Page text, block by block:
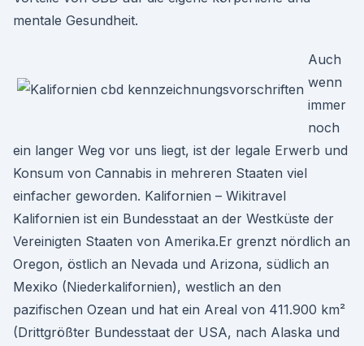
mentale Gesundheit.
Auch
wenn
immer
noch
ein langer Weg vor uns liegt, ist der legale Erwerb und
Konsum von Cannabis in mehreren Staaten viel
einfacher geworden. Kalifornien – Wikitravel
Kalifornien ist ein Bundesstaat an der Westküste der
Vereinigten Staaten von Amerika.Er grenzt nördlich an
Oregon, östlich an Nevada und Arizona, südlich an
Mexiko (Niederkalifornien), westlich an den
pazifischen Ozean und hat ein Areal von 411.900 km²
(Drittgrößter Bundesstaat der USA, nach Alaska und